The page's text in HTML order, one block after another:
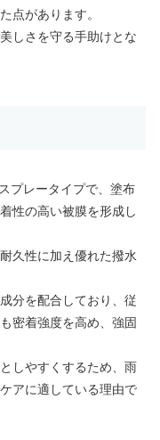
点があります。
しさを守る手助けとな
プレータイプで、塗布
性の高い被膜を形成し
久性に加え優れた撥水
分を配合しており、従
密着強度を高め、強固
しやすくするため、雨
アに適している理由で